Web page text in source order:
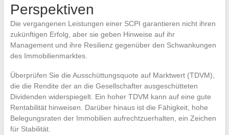
Perspektiven
Die vergangenen Leistungen einer SCPI garantieren nicht ihren
zukünftigen Erfolg, aber sie geben Hinweise auf ihr
Management und ihre Resilienz gegenüber den Schwankungen
des Immobilienmarktes.
Überprüfen Sie die Ausschüttungsquote auf Marktwert (TDVM),
die die Rendite der an die Gesellschafter ausgeschütteten
Dividenden widerspiegelt. Ein hoher TDVM kann auf eine gute
Rentabilität hinweisen. Darüber hinaus ist die Fähigkeit, hohe
Belegungsraten der Immobilien aufrechtzuerhalten, ein Zeichen
für Stabilität.